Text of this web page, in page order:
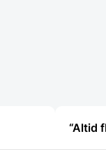
“Altid